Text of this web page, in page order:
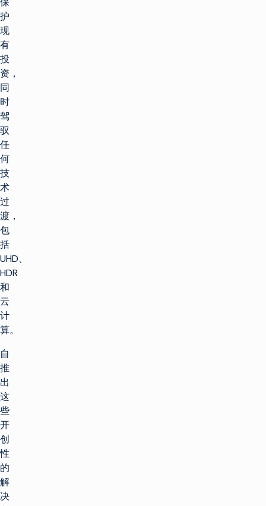
护
现
有
投
资，
同
时
驾
驭
任
何
技
术
过
渡，
包
括
UHD、
HDR
和
云
计
算。
自
推
出
这
些
开
创
性
的
解
决